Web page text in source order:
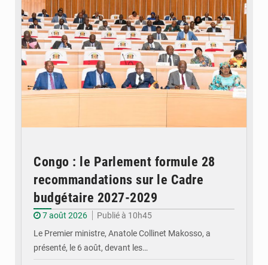
Congo : le Parlement formule 28
recommandations sur le Cadre
budgétaire 2027-2029
7 août 2026
Publié à 10h45
Le Premier ministre, Anatole Collinet Makosso, a
présenté, le 6 août, devant les…